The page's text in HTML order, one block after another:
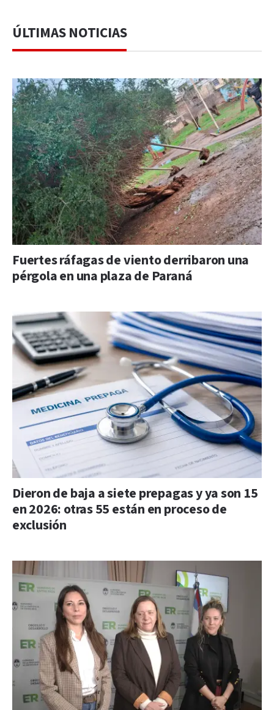
ÚLTIMAS NOTICIAS
Fuertes ráfagas de viento derribaron una
pérgola en una plaza de Paraná
Dieron de baja a siete prepagas y ya son 15
en 2026: otras 55 están en proceso de
exclusión